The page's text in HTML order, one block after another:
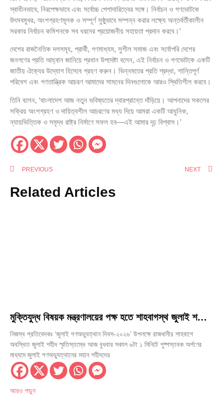
স্বাধীনভাবে, নিরপেক্ষভাবে এবং সর্বোচ্চ পেশাদারিত্বের সঙ্গে। নির্বাচন ও গণভোটকে
উৎসবমুখর, অংশগ্রহণমূলক ও সম্পূর্ণ সুষ্ঠুভাবে সম্পন্ন করার লক্ষ্যে অন্তর্বর্তীকালীন
সরকার নির্বাচন কমিশনকে সব ধরনের প্রয়োজনীয় সহায়তা প্রদান করবে।’
দেশের রাজনৈতিক দলসমূহ, প্রার্থী, গণমাধ্যম, সুশীল সমাজ এবং সর্বোপরি দেশের
জনগণের প্রতি আহ্বান জানিয়ে প্রধান উপদেষ্টা বলেন, এই নির্বাচন ও গণভোটকে একটি
জাতীয় ঐক্যের উদ্যোগ হিসেবে গ্রহণ করুন। ভিন্নমতের প্রতি শ্রদ্ধা, শান্তিপূর্ণ
পরিবেশ এবং গণতান্ত্রিক আচরণ আমাদের সামনের দিনগুলোকে আরও স্থিতিশীল করবে।
তিনি বলেন, ‘বাংলাদেশ আজ নতুন ভবিষ্যতের দ্বারপ্রান্তে দাঁড়িয়ে। আপনাদের সকলের
সক্রিয় অংশগ্রহণ ও দায়িত্বশীল আচরণের মধ্য দিয়ে আমরা একটি আধুনিক,
ন্যায়ভিত্তিক ও সমৃদ্ধ রাষ্ট্র নির্মাণে সফল হব—এই আমার দৃঢ় বিশ্বাস।’
PREVIOUS NEXT
Related Articles
মুক্তিযুদ্ধ বিষয়ক মন্ত্রণালয়ের পক্ষ হতে শাহবাগস্থ জুলাই শহীদ
স্মৃতিস্তম্ভে পুষ্পস্তবক অর্পণ
নিজস্ব প্রতিবেদকঃ ‘জুলাই গণঅভ্যুত্থান দিবস-২০২৬’ উপলক্ষে রাজধানীর শাহবাগে
অবস্থিত জুলাই শহীদ স্মৃতিস্তম্ভে আজ বুধবার সকাল ৬টা ১ মিনিটে পুষ্পস্তবক অর্পণের
মাধ্যমে জুলাই গণঅভ্যুত্থানের মহান শহীদদের
আরও পড়ুন